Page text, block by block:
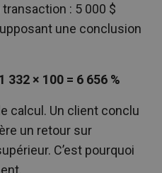
: 5 000 $
une conclusion
332 × 100 = 6 656 %
calcul. Un client conclu
un retour sur
C’est pourquoi